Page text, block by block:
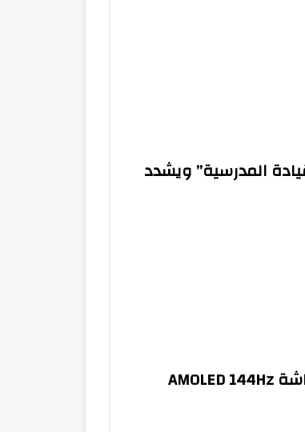
المدرسية” ويشدد
تليفون يستاهل فلوسه.. Xiaomi 14T بشاشة AMOLED 144Hz